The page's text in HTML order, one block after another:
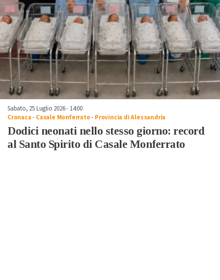
Sabato, 25 Luglio 2026 - 14:00
Cronaca- Casale Monferrato- Provincia di Alessandria
Dodici neonati nello stesso giorno: record
al Santo Spirito di Casale Monferrato